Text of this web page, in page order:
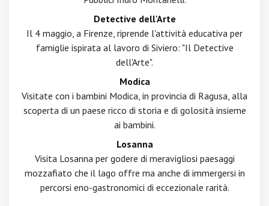
Detective dell'Arte
Il 4 maggio, a Firenze, riprende l'attività educativa per
famiglie ispirata al lavoro di Siviero: "Il Detective
dell'Arte".
Modica
Visitate con i bambini Modica, in provincia di Ragusa, alla
scoperta di un paese ricco di storia e di golosità insieme
ai bambini.
Losanna
Visita Losanna per godere di meravigliosi paesaggi
mozzafiato che il lago offre ma anche di immergersi in
percorsi eno-gastronomici di eccezionale rarità.